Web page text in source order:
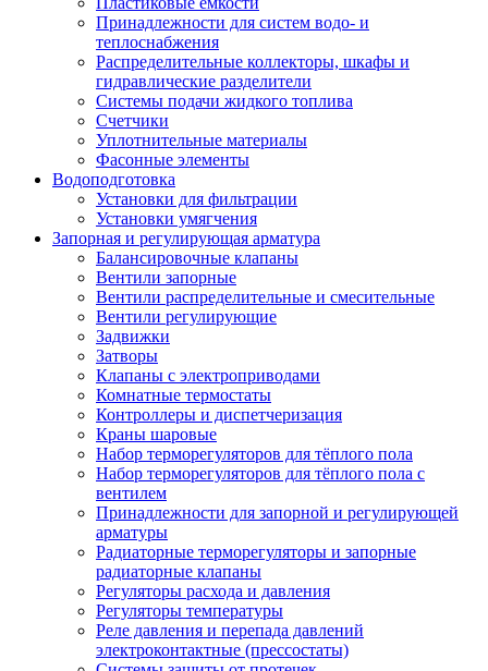
Принадлежности для систем водо- и
теплоснабжения
Распределительные коллекторы, шкафы и
гидравлические разделители
Системы подачи жидкого топлива
Счетчики
Уплотнительные материалы
Фасонные элементы
Водоподготовка
Установки для фильтрации
Установки умягчения
Запорная и регулирующая арматура
Балансировочные клапаны
Вентили запорные
Вентили распределительные и смесительные
Вентили регулирующие
Задвижки
Затворы
Клапаны с электроприводами
Комнатные термостаты
Контроллеры и диспетчеризация
Краны шаровые
Набор терморегуляторов для тёплого пола
Набор терморегуляторов для тёплого пола с
вентилем
Принадлежности для запорной и регулирующей
арматуры
Радиаторные терморегуляторы и запорные
радиаторные клапаны
Регуляторы расхода и давления
Регуляторы температуры
Реле давления и перепада давлений
электроконтактные (прессостаты)